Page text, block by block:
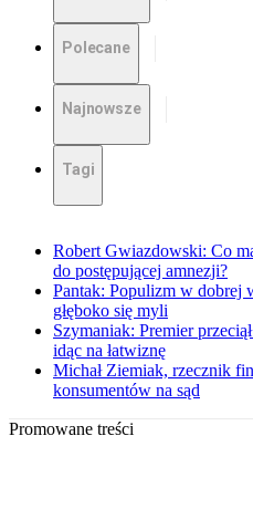
Polecane
Najnowsze
Tagi
Robert Gwiazdowski: Co
do postępującej amnezji?
Pantak: Populizm w dobrej
głęboko się myli
Szymaniak: Premier
idąc na łatwiznę
Michał Ziemiak, rzecznik
konsumentów na sąd
Promowane treści